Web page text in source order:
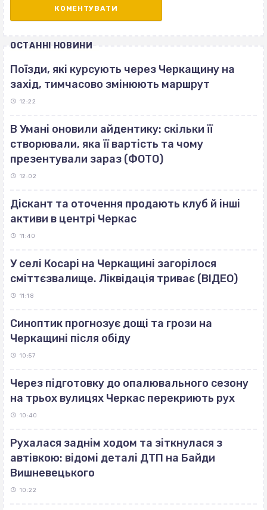
ОСТАННІ НОВИНИ
Поїзди, які курсують через Черкащину на
захід, тимчасово змінюють маршрут
12:22
В Умані оновили айдентику: скільки її
створювали, яка її вартість та чому
презентували зараз (ФОТО)
12:02
Діскант та оточення продають клуб й інші
активи в центрі Черкас
11:40
У селі Косарі на Черкащині загорілося
сміттєзвалище. Ліквідація триває (ВІДЕО)
11:18
Синоптик прогнозує дощі та грози на
Черкащині після обіду
10:57
Через підготовку до опалювального сезону
на трьох вулицях Черкас перекриють рух
10:40
Рухалася заднім ходом та зіткнулася з
автівкою: відомі деталі ДТП на Байди
Вишневецького
10:22